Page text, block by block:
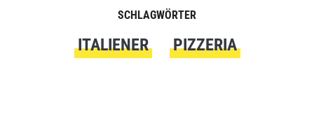
SCHLAGWÖRTER
ITALIENER PIZZERIA